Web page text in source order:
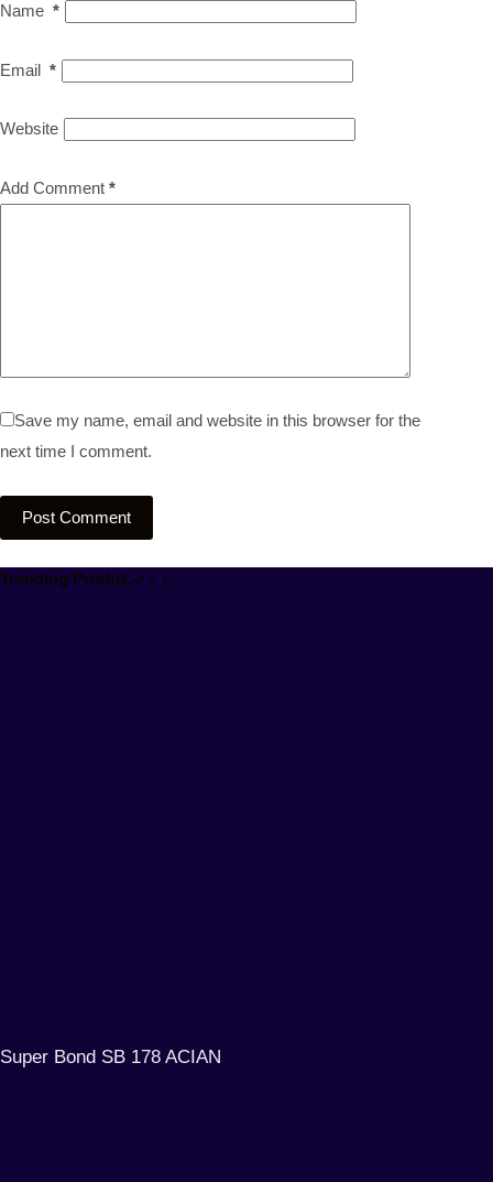
Name *
Email *
Website
Add Comment *
Save my name, email and website in this browser for the
next time I comment.
Post Comment
Trending Produk
Super Bond SB 178 ACIAN